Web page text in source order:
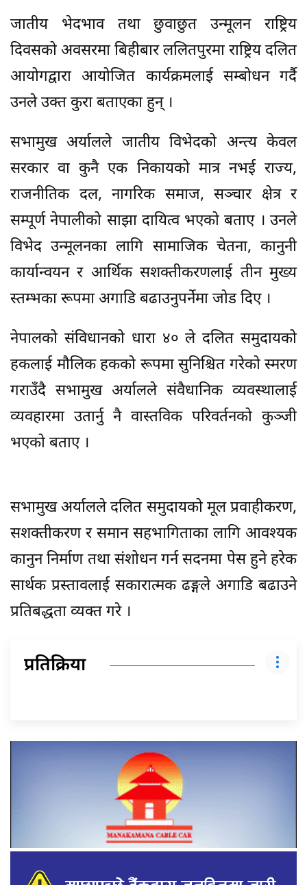
जातीय भेदभाव तथा छुवाछुत उन्मूलन राष्ट्रिय
दिवसको अवसरमा बिहीबार ललितपुरमा राष्ट्रिय दलित
आयोगद्वारा आयोजित कार्यक्रमलाई सम्बोधन गर्दै
उनले उक्त कुरा बताएका हुन् ।
सभामुख अर्यालले जातीय विभेदको अन्त्य केवल
सरकार वा कुनै एक निकायको मात्र नभई राज्य,
राजनीतिक दल, नागरिक समाज, सञ्चार क्षेत्र र
सम्पूर्ण नेपालीको साझा दायित्व भएको बताए । उनले
विभेद उन्मूलनका लागि सामाजिक चेतना, कानुनी
कार्यान्वयन र आर्थिक सशक्तीकरणलाई तीन मुख्य
स्तम्भका रूपमा अगाडि बढाउनुपर्नेमा जोड दिए ।
नेपालको संविधानको धारा ४० ले दलित समुदायको
हकलाई मौलिक हकको रूपमा सुनिश्चित गरेको स्मरण
गराउँदै सभामुख अर्यालले संवैधानिक व्यवस्थालाई
व्यवहारमा उतार्नु नै वास्तविक परिवर्तनको कुञ्जी
भएको बताए ।
सभामुख अर्यालले दलित समुदायको मूल प्रवाहीकरण,
सशक्तीकरण र समान सहभागिताका लागि आवश्यक
कानुन निर्माण तथा संशोधन गर्न सदनमा पेस हुने हरेक
सार्थक प्रस्तावलाई सकारात्मक ढङ्गले अगाडि बढाउने
प्रतिबद्धता व्यक्त गरे ।
प्रतिक्रिया